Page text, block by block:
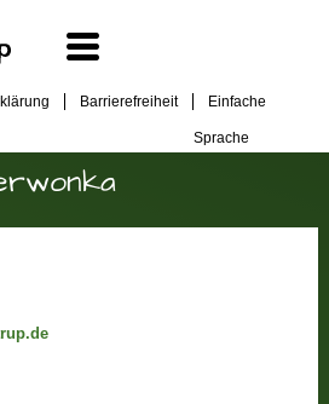
Barrierefreiheit Einfache
Sprache